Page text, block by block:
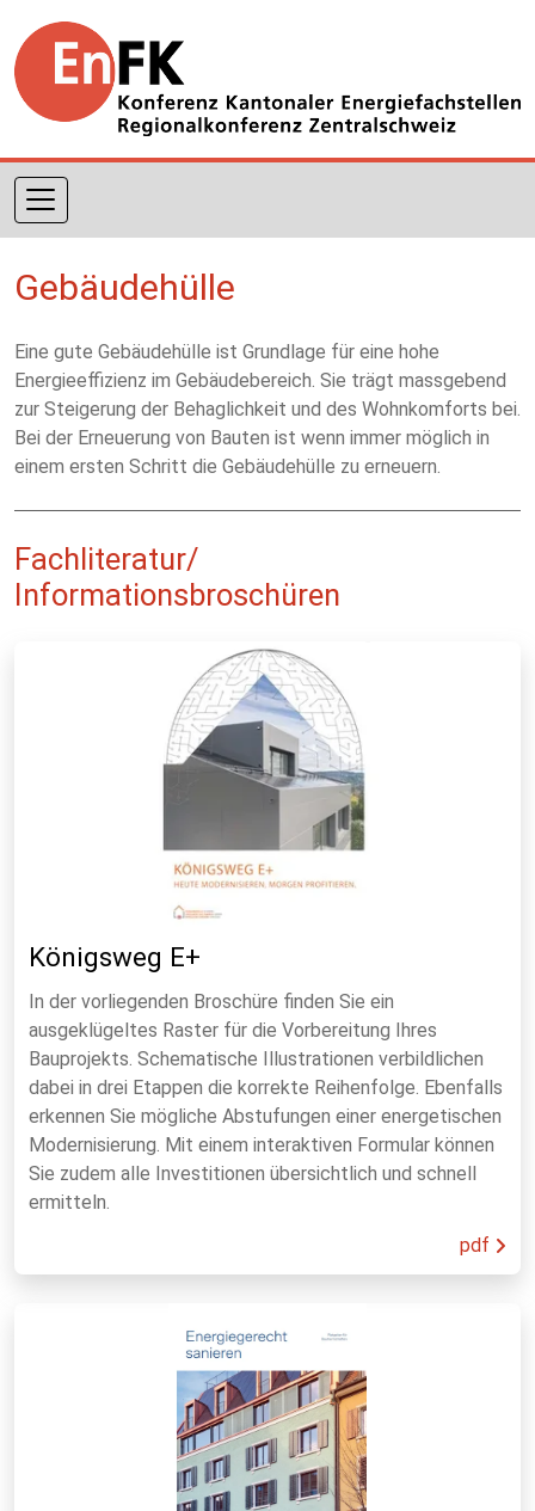
Gebäudehülle
Eine gute Gebäudehülle ist Grundlage für eine hohe
Energieeffizienz im Gebäudebereich. Sie trägt massgebend
zur Steigerung der Behaglichkeit und des Wohnkomforts bei.
Bei der Erneuerung von Bauten ist wenn immer möglich in
einem ersten Schritt die Gebäudehülle zu erneuern.
Fachliteratur/
Informationsbroschüren
Königsweg E+
In der vorliegenden Broschüre finden Sie ein
ausgeklügeltes Raster für die Vorbereitung Ihres
Bauprojekts. Schematische Illustrationen verbildlichen
dabei in drei Etappen die korrekte Reihenfolge. Ebenfalls
erkennen Sie mögliche Abstufungen einer energetischen
Modernisierung. Mit einem interaktiven Formular können
Sie zudem alle Investitionen übersichtlich und schnell
ermitteln.
pdf